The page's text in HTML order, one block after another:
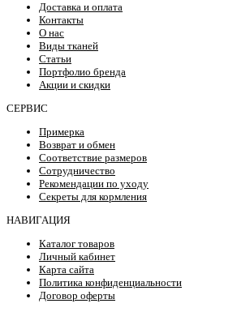
Доставка и оплата
Контакты
О нас
Виды тканей
Статьи
Портфолио бренда
Акции и скидки
СЕРВИС
Примерка
Возврат и обмен
Соответствие размеров
Сотрудничество
Рекомендации по уходу
Секреты для кормления
НАВИГАЦИЯ
Каталог товаров
Личный кабинет
Карта сайта
Политика конфиденциальности
Договор оферты